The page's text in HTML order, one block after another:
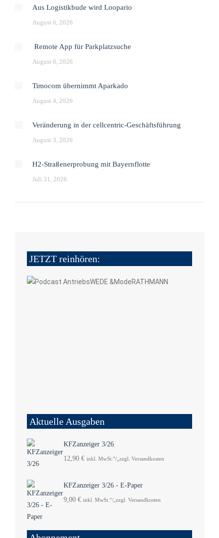
Aus Logistikbude wird Loopario
August 6, 2026
Remote App für Parkplatzsuche
August 6, 2026
Timocom übernimmt Aparkado
August 4, 2026
Veränderung in der cellcentric-Geschäftsführung
August 3, 2026
H2-Straßenerprobung mit Bayernflotte
Juli 31, 2026
JETZT reinhören:
Aktuelle Ausgaben
KFZanzeiger 3/26
12,90 € inkl. MwSt.“/„zzgl. Versandkosten
KFZanzeiger 3/26 - E-Paper
9,00 € inkl. MwSt.“/„zzgl. Versandkosten